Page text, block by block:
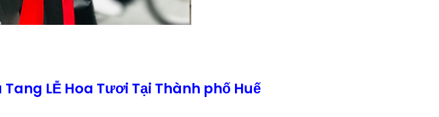
LỄ Hoa Tươi Tại Thành phố Huế